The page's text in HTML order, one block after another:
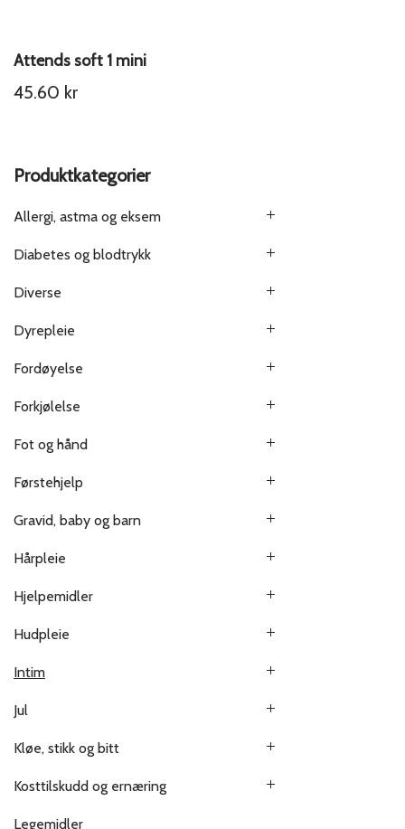
Attends soft 1 mini
45.60 kr
Produktkategorier
Allergi, astma og eksem
Diabetes og blodtrykk
Diverse
Dyrepleie
Fordøyelse
Forkjølelse
Fot og hånd
Førstehjelp
Gravid, baby og barn
Hårpleie
Hjelpemidler
Hudpleie
Intim
Jul
Kløe, stikk og bitt
Kosttilskudd og ernæring
Legemidler